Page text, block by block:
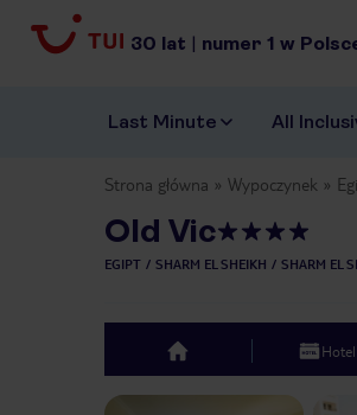
30 lat | numer 1 w
Last Minute All
Strona główna Wypoczynek
Old Vic
EGIPT SHARM EL SHEIKH SHARM EL
top Hotel